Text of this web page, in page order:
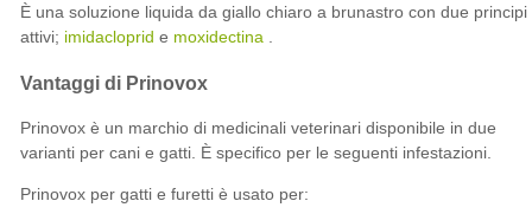
È una soluzione liquida da giallo chiaro a brunastro con due principi
attivi; imidacloprid e moxidectina
Vantaggi di Prinovox
Prinovox è un marchio di medicinali veterinari disponibile in due
varianti per cani e gatti. È specifico per le seguenti infestazioni.
Prinovox per gatti e furetti è usato per: